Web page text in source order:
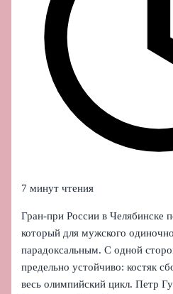
7 минут чтения
Гран-при России в Челябинске
который для мужского
парадоксальным. С одной
предельно устойчиво: костяк
весь олимпийский цикл. Петр